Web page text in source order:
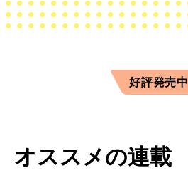
好評発売中
オススメの連載